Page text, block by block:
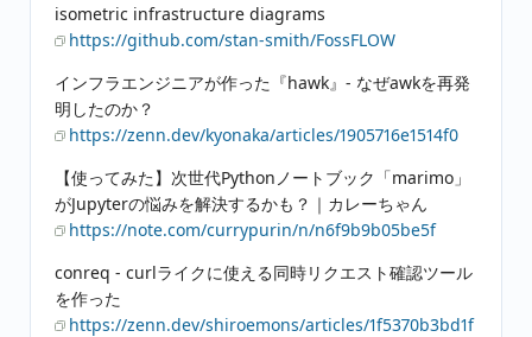
isometric infrastructure diagrams
https://github.com/stan-smith/FossFLOW
インフラエンジニアが作った『hawk』- なぜawkを再発
明したのか？
https://zenn.dev/kyonaka/articles/1905716e1514f0
【使ってみた】次世代Pythonノートブック「marimo」
がJupyterの悩みを解決するかも？｜カレーちゃん
https://note.com/currypurin/n/n6f9b9b05be5f
conreq - curlライクに使える同時リクエスト確認ツール
を作った
https://zenn.dev/shiroemons/articles/1f5370b3bd1f